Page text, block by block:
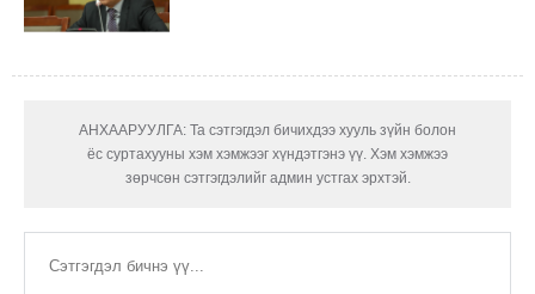
АНХААРУУЛГА: Та сэтгэгдэл бичихдээ хууль зүйн болон
ёс суртахууны хэм хэмжээг хүндэтгэнэ үү. Хэм хэмжээ
зөрчсөн сэтгэгдэлийг админ устгах эрхтэй.